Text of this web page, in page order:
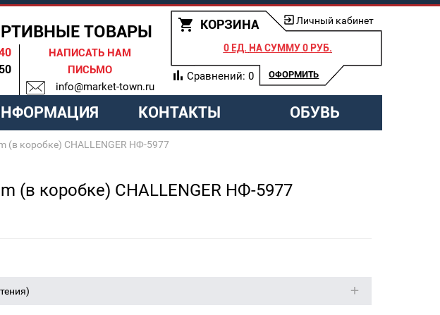
ТОВАРЫ
НАПИСАТЬ НАМ
ПИСЬМО
info@market-town.ru
КОРЗИНА Личный кабинет
0 ЕД. НА СУММУ0 РУБ.
ОФОРМИТЬ
Сравнений: 0
КОНТАКТЫ ОБУВЬ
(в коробке) CHALLENGER НФ-5977
(в коробке) CHALLENGER НФ-5977